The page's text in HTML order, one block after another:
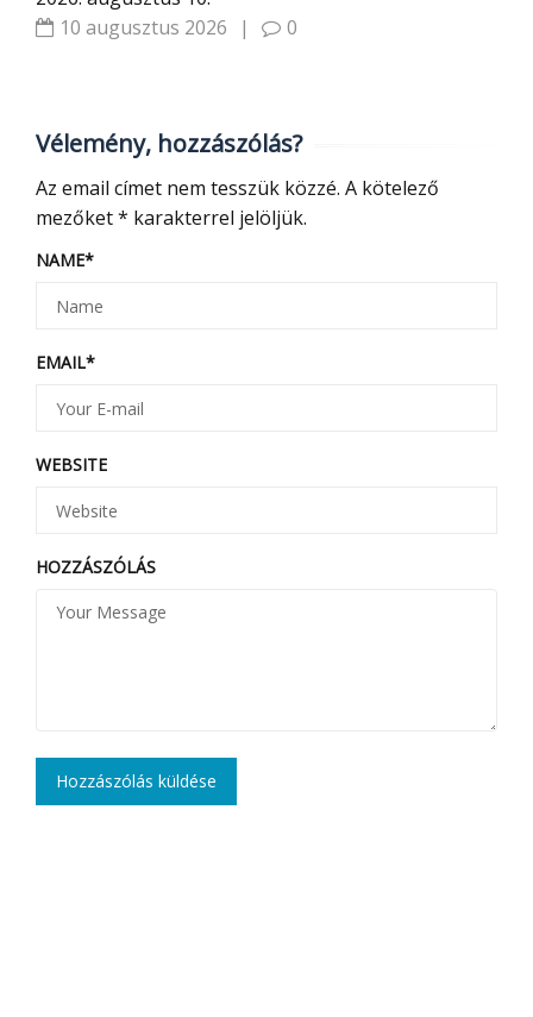
10 augusztus 2026
| 0
Vélemény, hozzászólás?
Az email címet nem tesszük közzé. A kötelező
mezőket* karakterrel jelöljük.
NAME*
EMAIL*
WEBSITE
HOZZÁSZÓLÁS